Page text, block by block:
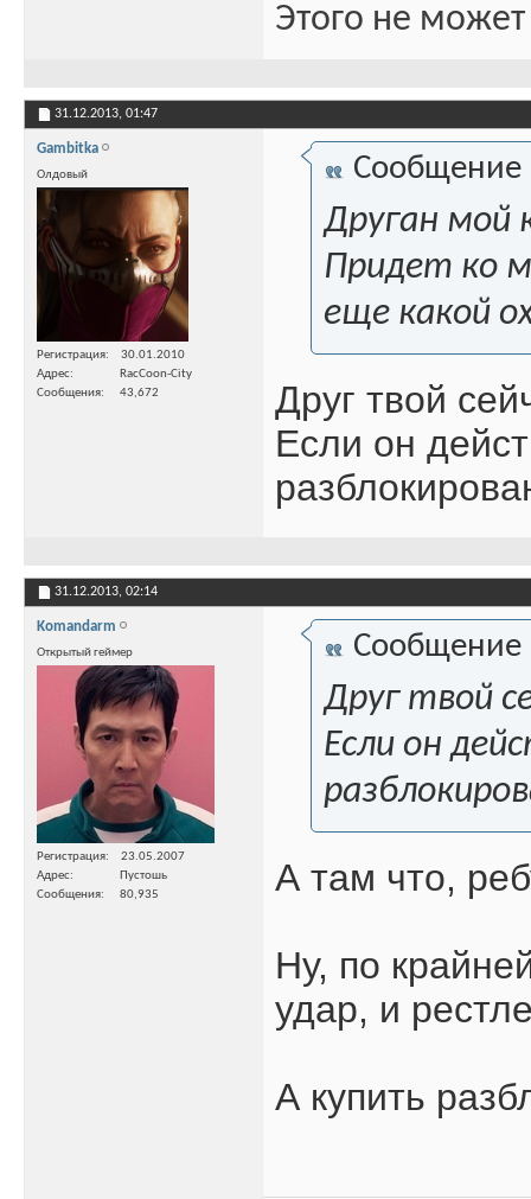
Этого не
31.12.2013, 01:47
Gambitka
Олдовый
Регистрация
30.01.2010
Адрес
RacCoon-City
Сообщения
43,672
Сообщение
Друган мой
Придет ко
еще какой
Друг твой
Если он
31.12.2013, 02:14
Komandarm
Открытый геймер
Регистрация
23.05.2007
Адрес
Пустошь
Сообщения
80,935
Сообщение
Друг твой
Если он
А там что,
Ну, по
удар, и
А купить